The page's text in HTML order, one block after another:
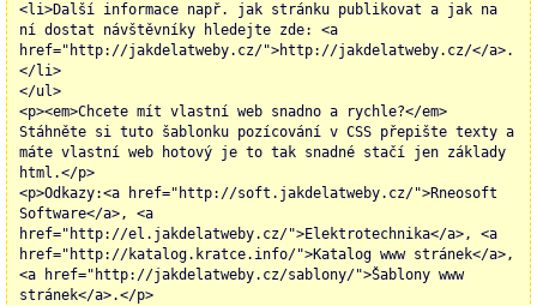
<li>Další informace např. jak stránku publikovat a jak na
ní dostat návštěvníky hledejte zde: <a
href="http://jakdelatweby.cz/">http://jakdelatweby.cz/</a>.
</li>
</ul>
<p><em>Chcete mít vlastní web snadno a rychle?</em>
Stáhněte si tuto šablonku pozícování v CSS přepište texty a
máte vlastní web hotový je to tak snadné stačí jen základy
html.</p>
<p>Odkazy:<a href="http://soft.jakdelatweby.cz/">Rneosoft
Software</a>, <a
href="http://el.jakdelatweby.cz/">Elektrotechnika</a>, <a
href="http://katalog.kratce.info/">Katalog www stránek</a>,
<a href="http://jakdelatweby.cz/sablony/">Šablony www
stránek</a>.</p>